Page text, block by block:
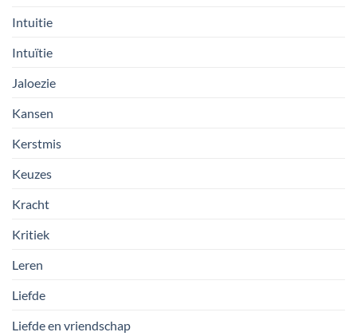
Intuitie
Intuïtie
Jaloezie
Kansen
Kerstmis
Keuzes
Kracht
Kritiek
Leren
Liefde
Liefde en vriendschap